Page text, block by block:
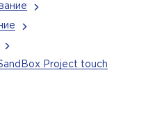
Project touch